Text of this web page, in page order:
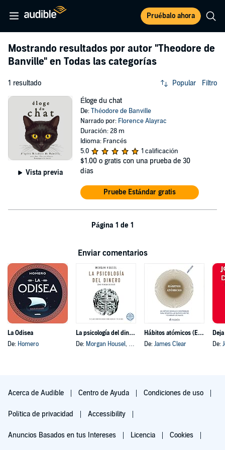
Pruébalo ahora
Mostrando resultados por autor "Theodore de
Banville" en Todas las categorías
1 resultado Popular Filtro
Vista previa
Éloge du chat
De:Théodore de Banville
Narrado por: Florence Alayrac
Duración: 28 m
Idioma: Francés
5.0
1 calificación
$1.00 o gratis con una prueba de 30
días
Pruebe Estándar gratis
Página 1 de 1
Enviar comentarios
La Odisea
De: Homero
La psicología del dinero
De: Morgan Housel, y otros
Hábitos atómicos (Español neutro)
De: James Clear
De:
Acerca de Audible Centro de Ayuda Condiciones de uso
Política de privacidad Accessibility
Anuncios Basados en tus Intereses Licencia Cookies